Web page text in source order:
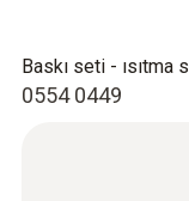
0554 0449
Baskı seti - ısıtma